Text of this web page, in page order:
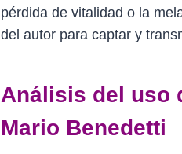
pérdida de vitalidad o la
del autor para captar y
Análisis del uso
Mario Benedetti